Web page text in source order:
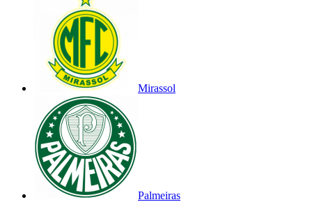
Mirassol
Palmeiras